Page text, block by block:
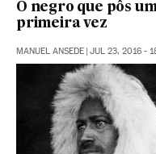
O negro que pôs
primeira vez
MANUEL ANSEDE JUL 23, 2016 -